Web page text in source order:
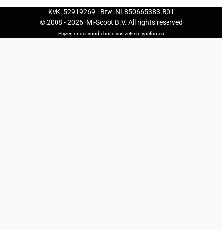
KvK: 52919269 - Btw: NL850665383.B01
© 2008 -2026Mi-Scoot B.V. All rights reserved
Prijzen onder voorbehoud van zet- en typefouten